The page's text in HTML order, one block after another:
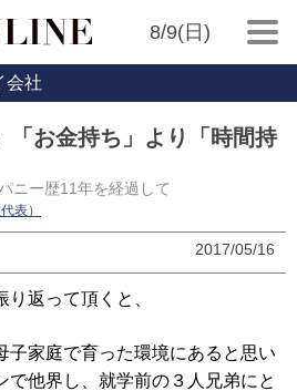
8/9(日)
会社
「お金持ち」より「時間持
ニー歴11年を経過して
表）
2017/05/16
返って頂くと、
家庭で育った環境にあると思い
で他界し、就学前の３人兄弟にと